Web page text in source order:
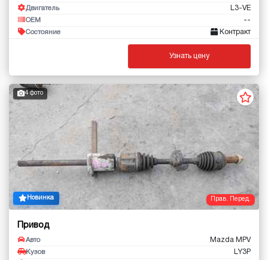
Двигатель L3-VE
OEM --
Состояние Контракт
Узнать цену
Прав. Перед.
4 фото
Новинка
Привод
Авто Mazda MPV
Кузов LY3P